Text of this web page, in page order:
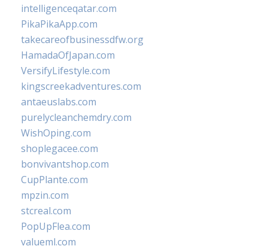
intelligenceqatar.com
PikaPikaApp.com
takecareofbusinessdfw.org
HamadaOfJapan.com
VersifyLifestyle.com
kingscreekadventures.com
antaeuslabs.com
purelycleanchemdry.com
WishOping.com
shoplegacee.com
bonvivantshop.com
CupPlante.com
mpzin.com
stcreal.com
PopUpFlea.com
valueml.com